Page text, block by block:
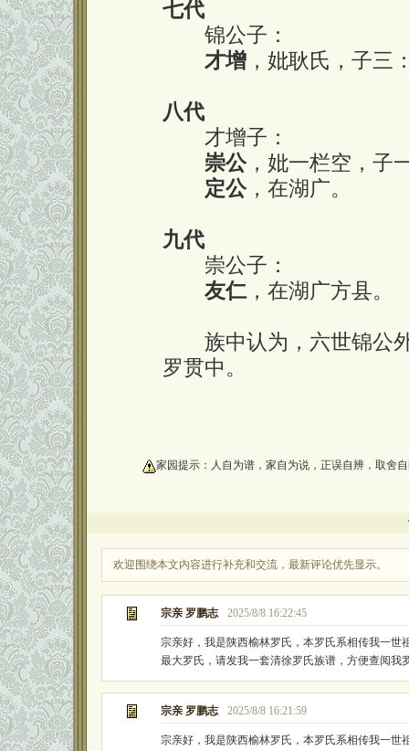
七代
锦公子：
才增 ，妣耿氏，子三
八代
才增子：
崇公，妣一栏空，子
定公，在湖广。
九代
崇公子：
友仁，在湖广方县。
族中认为，六世锦公外
罗贯中。
家园提示：人自为谱，家自为说，正误自辨，取舍
欢迎围绕本文内容进行补充和交流，最新评论优先显示。
宗亲 罗鹏志 2025/8/8 16:22:45
宗亲好，我是陕西榆林罗氏，本罗氏系相传我一
最大罗氏，请发我一套清徐罗氏族谱，方便查阅我
宗亲 罗鹏志 2025/8/8 16:21:59
宗亲好，我是陕西榆林罗氏，本罗氏系相传我一